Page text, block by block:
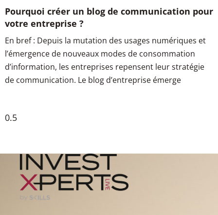
Pourquoi créer un blog de communication pour
votre entreprise ?
En bref : Depuis la mutation des usages numériques et
l’émergence de nouveaux modes de consommation
d’information, les entreprises repensent leur stratégie
de communication. Le blog d’entreprise émerge